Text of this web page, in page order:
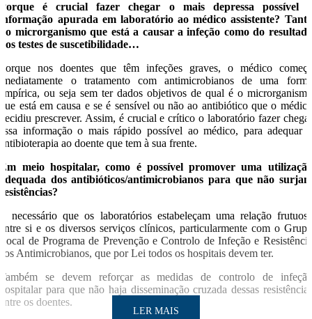
Porque é crucial fazer chegar o mais depressa possível a
informação apurada em laboratório ao médico assistente? Tanto
do microrganismo que está a causar a infeção como do resultado
dos testes de suscetibilidade…
Porque nos doentes que têm infeções graves, o médico começa
imediatamente o tratamento com antimicrobianos de uma forma
empírica, ou seja sem ter dados objetivos de qual é o microrganismo
que está em causa e se é sensível ou não ao antibiótico que o médico
decidiu prescrever. Assim, é crucial e crítico o laboratório fazer chegar
essa informação o mais rápido possível ao médico, para adequar a
antibioterapia ao doente que tem à sua frente.
Em meio hospitalar, como é possível promover uma utilização
adequada dos antibióticos/antimicrobianos para que não surjam
resistências?
É necessário que os laboratórios estabeleçam uma relação frutuosa
entre si e os diversos serviços clínicos, particularmente com o Grupo
Local de Programa de Prevenção e Controlo de Infeção e Resistência
aos Antimicrobianos, que por Lei todos os hospitais devem ter.
Também se devem reforçar as medidas de controlo de infeção
hospitalar para que não haja disseminação cruzada dessas resistências
entre os doentes.
LER MAIS